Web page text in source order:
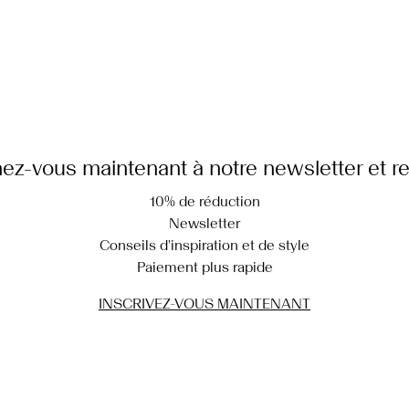
vous maintenant à notre newsletter et
10% de réduction
Newsletter
Conseils d'inspiration et de style
Paiement plus rapide
INSCRIVEZ-VOUS MAINTENANT